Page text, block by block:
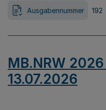
Ausgabennummer 192
MB.NRW 2026
13.07.2026